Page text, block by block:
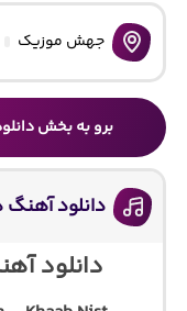
جهش موزیک
برو به بخش
دانلود
دانلود